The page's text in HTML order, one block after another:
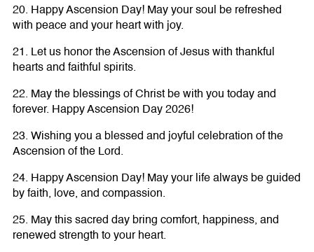
20. Happy Ascension Day! May your soul be refreshed
with peace and your heart with joy.
21. Let us honor the Ascension of Jesus with thankful
hearts and faithful spirits.
22. May the blessings of Christ be with you today and
forever. Happy Ascension Day 2026!
23. Wishing you a blessed and joyful celebration of the
Ascension of the Lord.
24. Happy Ascension Day! May your life always be guided
by faith, love, and compassion.
25. May this sacred day bring comfort, happiness, and
renewed strength to your heart.